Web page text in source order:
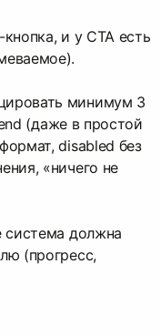
и у CTA есть
минимум 3
(даже в простой
disabled без
«ничего не
система должна
(прогресс,